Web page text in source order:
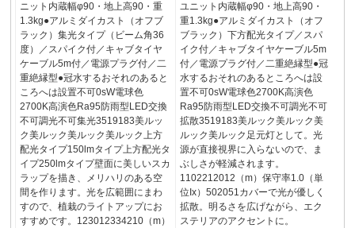
ニット内蔵幅φ90・地上高90・重
1.3kg●アルミダイカスト（オフブ
ラック）集光タイプ（ビーム角36
度）／スパイク付／キャブタイヤ
ケーブル5m付／電源プラグ付／二
重絶縁型●冠水するおそれのあると
ころへは設置不可0sW電球色
2700K高演色Ra95防雨型LED交換
不可調光不可集光3519183美ルッ
ク美ルック美ルック美ルック上方
配光タイプ150lmタイプ上方配光タ
イプ250lmタイプ壁面に美しいスカ
ラップを描き、メリハリのある空
間を作ります。光を広範囲にまわ
すので、植栽のライトアップにお
すすめです。123012334210（m）
ユニット内蔵幅φ90・地上高90・
重1.3kg●アルミダイカスト（オフ
ブラック）下方配光タイプ／スパ
イク付／キャブタイヤケーブル5m
付／電源プラグ付／二重絶縁型●冠
水するおそれのあるところへは設
置不可0sW電球色2700K高演色
Ra95防雨型LED交換不可調光不可
拡散3519183美ルック美ルック美
ルック美ルック足元灯として。光
源が直接視界に入らないので、ま
ぶしさが軽減されます。
1102212012（m）保守率1.0（単
位Ix）502051カバーで光が優しく
拡散。明るさを広げながら、エク
ステリアのアクセントに。